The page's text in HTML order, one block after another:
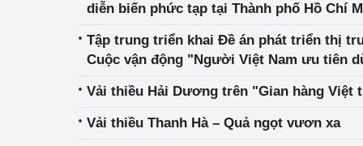
diễn biến phức tạp tại Thành phố Hồ Chí
Tập trung triển khai Đề án phát triển thị
Cuộc vận động "Người Việt Nam ưu tiên
Vải thiều Hải Dương trên "Gian hàng Việt
Vải thiều Thanh Hà – Quả ngọt vươn xa